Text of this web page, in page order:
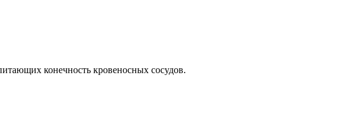
конечность кровеносных сосудов.